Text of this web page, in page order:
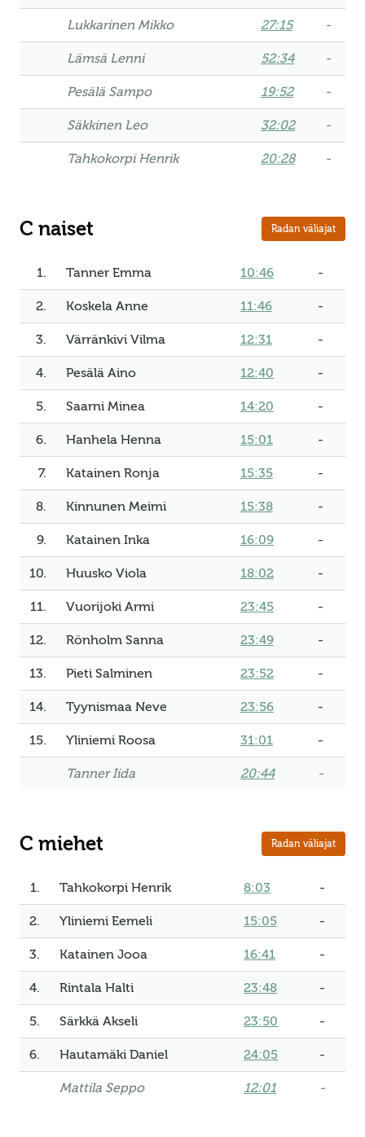
Lukkarinen Mikko 27:15 -
Lämsä Lenni 52:34 -
Pesälä Sampo 19:52 -
Säkkinen Leo 32:02 -
Tahkokorpi Henrik 20:28 -
C naiset Radan väliajat
1. Tanner Emma 10:46 -
2. Koskela Anne 11:46 -
3. Värränkivi Vilma 12:31 -
4. Pesälä Aino 12:40 -
5. Saarni Minea 14:20 -
6. Hanhela Henna 15:01 -
7. Katainen Ronja 15:35 -
8. Kinnunen Meimi 15:38 -
9. Katainen Inka 16:09 -
10. Huusko Viola 18:02 -
11. Vuorijoki Armi 23:45 -
12. Rönholm Sanna 23:49 -
13. Pieti Salminen 23:52 -
14. Tyynismaa Neve 23:56 -
15. Yliniemi Roosa 31:01 -
Tanner Iida 20:44 -
C miehet Radan väliajat
1. Tahkokorpi Henrik 8:03 -
2. Yliniemi Eemeli 15:05 -
3. Katainen Jooa 16:41 -
4. Rintala Halti 23:48 -
5. Särkkä Akseli 23:50 -
6. Hautamäki Daniel 24:05 -
Mattila Seppo 12:01 -